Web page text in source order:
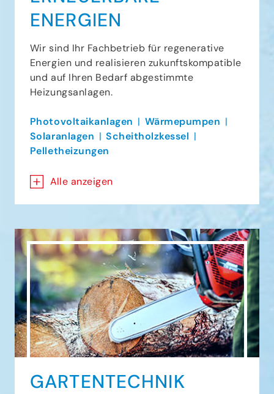
ENERGIEN
Wir sind Ihr Fachbetrieb für regenerative
Energien und realisieren zukunftskompatible
und auf Ihren Bedarf abgestimmte
Heizungsanlagen.
Photovoltaikanlagen
Wärmepumpen
Solaranlagen
Scheitholzkessel
Pelletheizungen
Alle anzeigen
GARTENTECHNIK